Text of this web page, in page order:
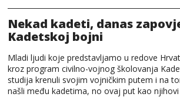
Nekad kadeti, danas
Kadetskoj bojni
Mladi ljudi koje predstavljamo u redove
kroz program civilno-vojnog školovanja
studija krenuli svojim vojničkim putem i na
našli među kadetima, no ovaj put kao